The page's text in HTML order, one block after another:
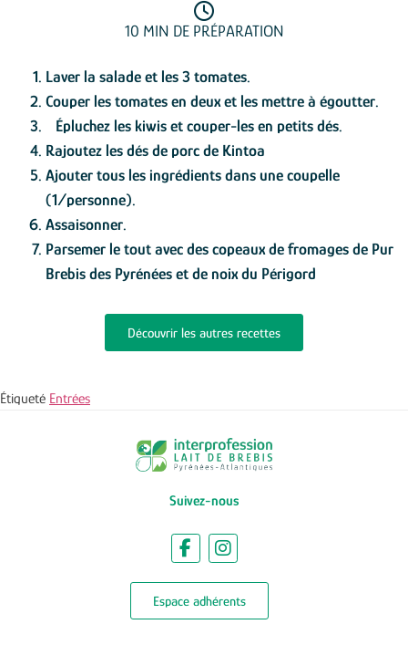
10 MIN DE PRÉPARATION
Laver la salade et les 3 tomates.
Couper les tomates en deux et les mettre à égoutter.
Épluchez les kiwis et couper-les en petits dés.
Rajoutez les dés de porc de Kintoa
Ajouter tous les ingrédients dans une coupelle
(1/personne).
Assaisonner.
Parsemer le tout avec des copeaux de fromages de Pur
Brebis des Pyrénées et de noix du Périgord
Découvrir les autres recettes
Étiqueté Entrées
Suivez-nous
Espace adhérents